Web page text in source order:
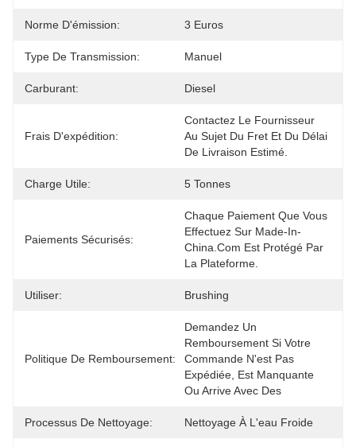
Norme D'émission: 3 Euros
Type De Transmission: Manuel
Carburant: Diesel
Frais D'expédition:
Contactez Le Fournisseur
Au Sujet Du Fret Et Du Délai
De Livraison Estimé.
Charge Utile: 5 Tonnes
Paiements Sécurisés:
Chaque Paiement Que Vous
Effectuez Sur Made-In-
China.com Est Protégé Par
La Plateforme.
Utiliser: Brushing
Politique De Remboursement:
Demandez Un
Remboursement Si Votre
Commande N'est Pas
Expédiée, Est Manquante
Ou Arrive Avec Des
Processus De Nettoyage: Nettoyage À L'eau Froide